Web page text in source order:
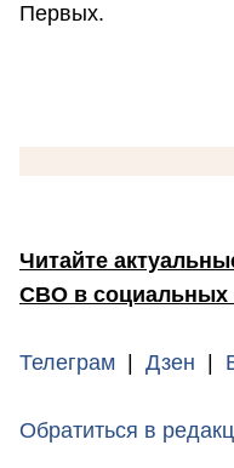
Первых.
Читайте
СВО в социальных
Телеграм Дзен
Обратиться в